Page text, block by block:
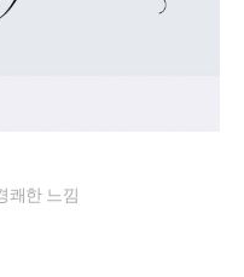
쾌한 느낌